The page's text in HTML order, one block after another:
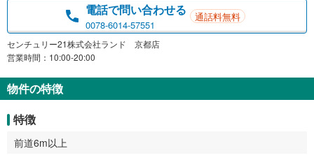
電話で問い合わせる
0078-6014-57551
通話料無料
センチュリー21株式会社ランド 京都店
営業時間：10:00-20:00
物件の特徴
特徴
前道6m以上